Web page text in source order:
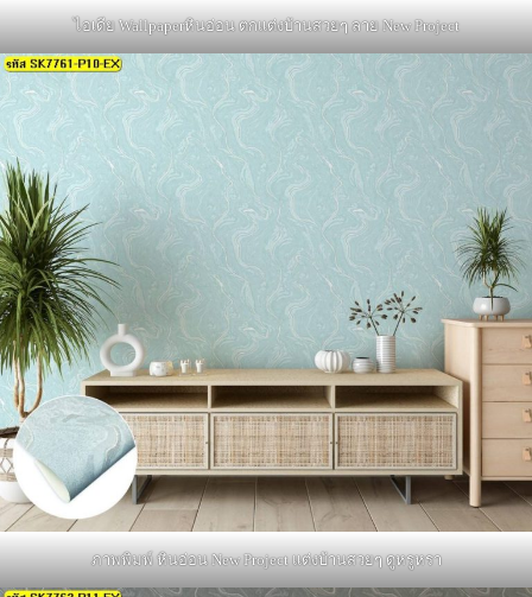
ไอเดีย Wallpaperหินอ่อน ตกแต่งบ้านสวยๆ ลาย New Project
ภาพพิมพ์ หินอ่อน New Project แต่งบ้านสวยๆ ดูหรูหรา